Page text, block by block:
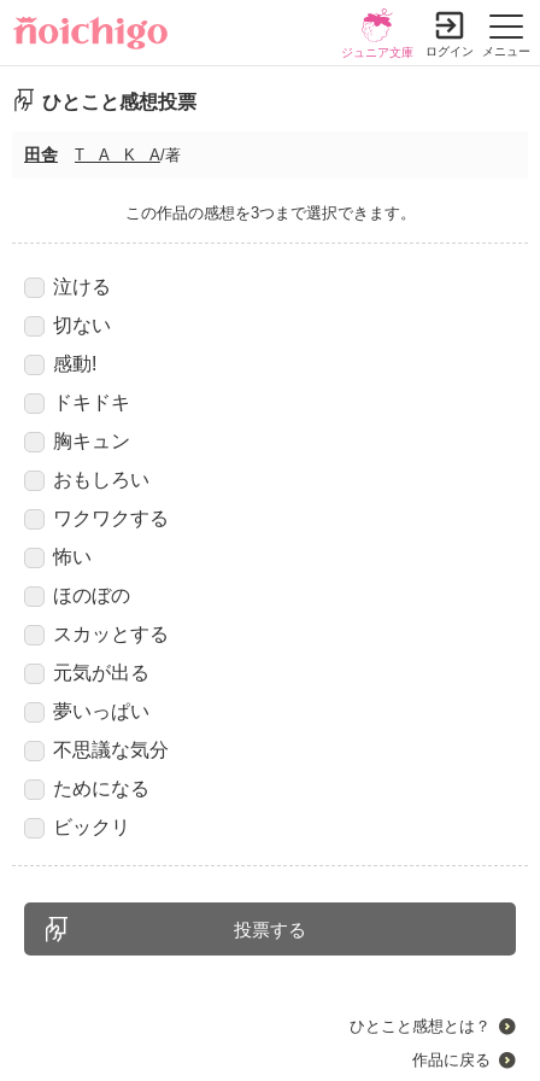
メニュー
ジュニア文庫 ログイン
ひとこと感想投票
田舎 T A K A/著
この作品の感想を3つまで選択できます。
泣ける
切ない
感動!
ドキドキ
胸キュン
おもしろい
ワクワクする
怖い
ほのぼの
スカッとする
元気が出る
夢いっぱい
不思議な気分
ためになる
ビックリ
ひとこと感想とは？
作品に戻る